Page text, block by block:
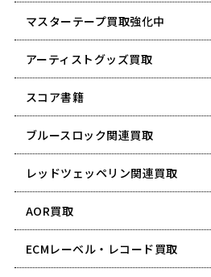
マスターテープ買取強化中
アーティストグッズ買取
スコア書籍
ブルースロック関連買取
レッドツェッペリン関連買取
AOR買取
ECMレーベル・レコード買取